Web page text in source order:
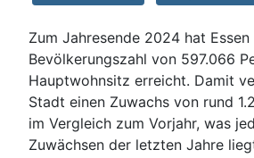
Zum Jahresende 2024 hat Essen
Bevölkerungszahl von 597.066
Hauptwohnsitz erreicht. Damit
Stadt einen Zuwachs von rund
im Vergleich zum Vorjahr, was
Zuwächsen der letzten Jahre